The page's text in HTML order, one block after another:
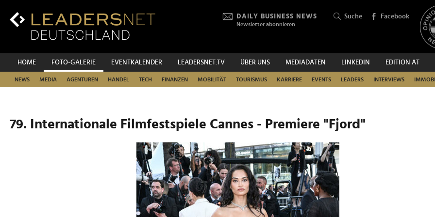
Inhalt
Hauptnavigation
DAILY BUSINESS NEWS
Newsletter abonnieren
Suche Facebook
HOME FOTO-GALERIE EVENTKALENDER LEADERSNET.TV ÜBER UNS MEDIADATEN LINKEDIN EDITION AT
NEWS MEDIA AGENTUREN HANDEL TECH FINANZEN MOBILITÄT TOURISMUS KARRIERE EVENTS LEADERS INTERVIEWS
SUCHEN
79. Internationale Filmfestspiele Cannes - Premiere "Fjord"